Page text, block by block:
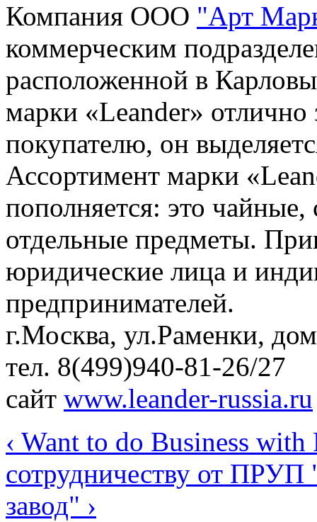
Компания ООО "Арт
коммерческим
расположенной в
марки «Leander» отлично
покупателю, он
Ассортимент марки
пополняется: это
отдельные предметы.
юридические лица и
предпринимателей.
г.Москва, ул.Раменки,
тел. 8(499)940-81-26/27
сайт www.leander-russia.ru
‹ Want to do Business with
сотрудничеству от ПРУП
завод" ›